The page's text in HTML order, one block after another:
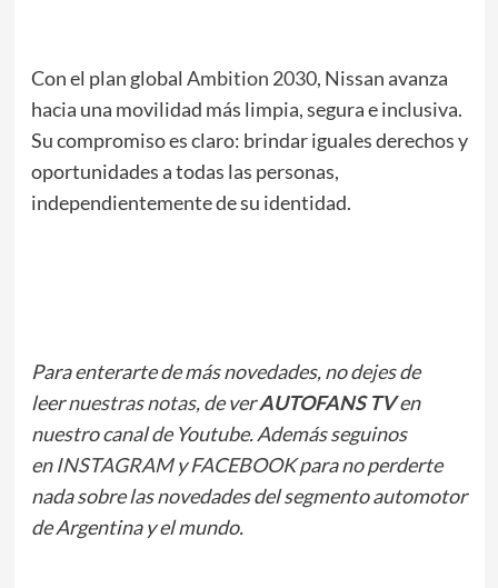
Con el plan global Ambition 2030, Nissan avanza
hacia una movilidad más limpia, segura e inclusiva.
Su compromiso es claro: brindar iguales derechos y
oportunidades a todas las personas,
independientemente de su identidad.
Para enterarte de más novedades, no dejes de
leernuestras notas, de ver AUTOFANS TVen
nuestro canal de Youtube. Además seguinos
enINSTAGRAMyFACEBOOKpara no perderte
nada sobre las novedades del segmento automotor
de Argentina y el mundo.